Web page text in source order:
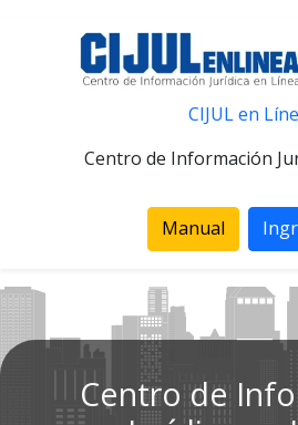
CIJUL en
Centro de Información
Manual
Centro de